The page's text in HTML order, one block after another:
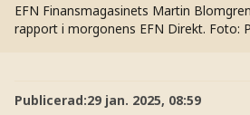
EFN Finansmagasinets Martin
rapport i morgonens EFN Direkt. Foto:
Publicerad:29 jan. 2025, 08:59